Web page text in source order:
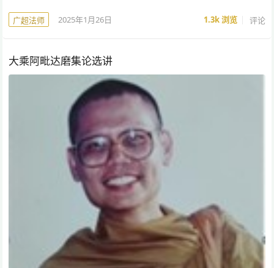
广超法师 2025年1月26日 1.3k浏览 评论
大乘阿毗达磨集论选讲